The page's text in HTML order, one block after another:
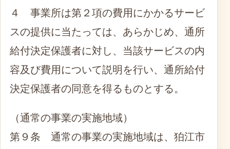
４ 事業所は第２項の費用にかかるサービ
スの提供に当たっては、あらかじめ、通所
給付決定保護者に対し、当該サービスの内
容及び費用について説明を行い、通所給付
決定保護者の同意を得るものとする。
（通常の事業の実施地域）
第９条 通常の事業の実施地域は、狛江市